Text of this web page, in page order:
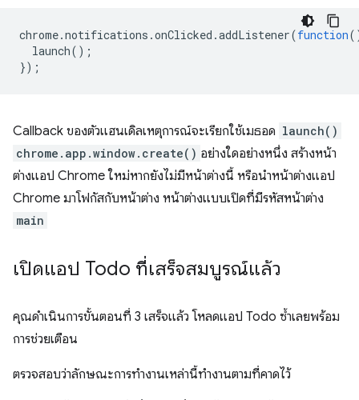
chrome.notifications .onClicked .addListener(function
launch();
});
Callback ของตัวแฮนเดิลเหตุการณ์จะเรียกใช้เมธอด launch()
chrome.app.window.create() อย่างใดอย่างหนึ่ง สร้างหน้า
ต่างแอป Chrome ใหม่หากยังไม่มีหน้าต่างนี้ หรือนำหน้าต่างแอป
Chrome มาโฟกัสกับหน้าต่าง หน้าต่างแบบเปิดที่มีรหัสหน้าต่าง
main
เปิดแอป Todo ที่เสร็จสมบูรณ์แล้ว
คุณดำเนินการขั้นตอนที่ 3 เสร็จแล้ว โหลดแอป Todo ซ้ำเลยพร้อม
การช่วยเตือน
ตรวจสอบว่าลักษณะการทำงานเหล่านี้ทำงานตามที่คาดไว้